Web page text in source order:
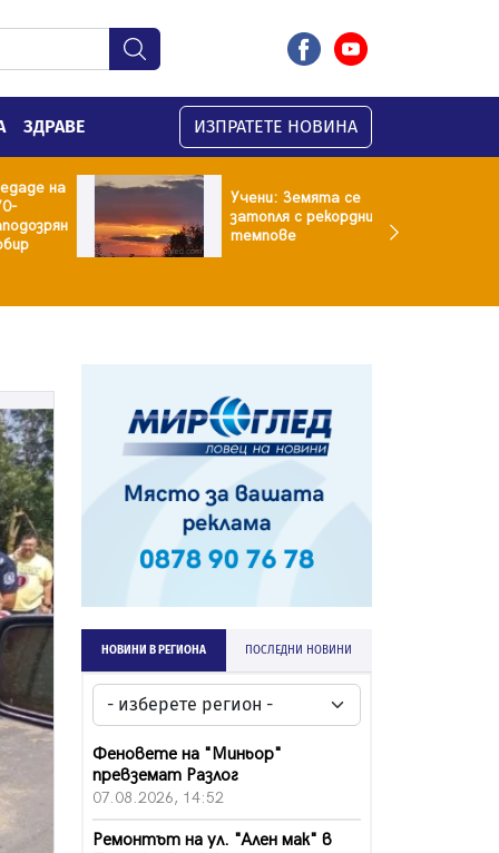
ЗДРАВЕ ИЗПРАТЕТЕ НОВИНА
на
Учени: Земята се
затопля с рекордни
темпове
НОВИНИ В РЕГИОНА ПОСЛЕДНИ НОВИНИ
Феновете на "Миньор"
превземат Разлог
07.08.2026, 14:52
Ремонтът на ул. "Ален мак" в